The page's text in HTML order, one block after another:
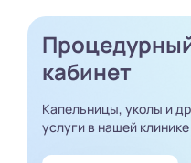
кабинет
Капельницы, уколы и
услуги в нашей клинике